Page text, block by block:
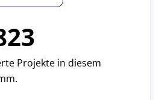
Projekte in diesem